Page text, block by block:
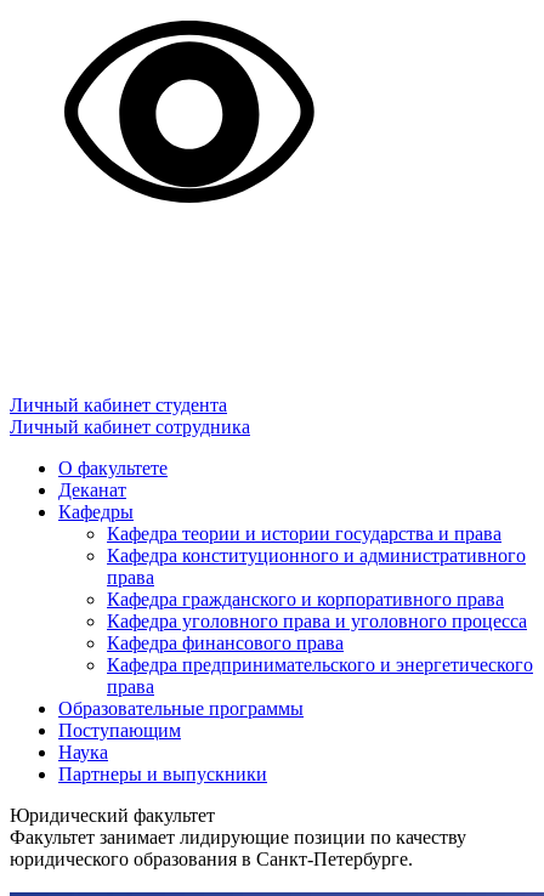
Личный кабинет студента
Личный кабинет сотрудника
О факультете
Деканат
Кафедры
Кафедра теории и истории государства и права
Кафедра конституционного и административного
права
Кафедра гражданского и корпоративного права
Кафедра уголовного права и уголовного процесса
Кафедра финансового права
Кафедра предпринимательского и энергетического
права
Образовательные программы
Поступающим
Наука
Партнеры и выпускники
Юридический факультет
Факультет занимает лидирующие позиции по качеству
юридического образования в Санкт-Петербурге.